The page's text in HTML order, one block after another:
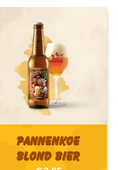
Pannenkoe
Blond bier